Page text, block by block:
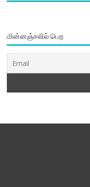
மின்னஞ்சலில் பெற